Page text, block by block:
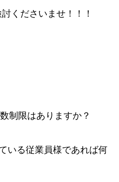
くださいませ！！！
制限はありますか？
いる従業員様であれば何